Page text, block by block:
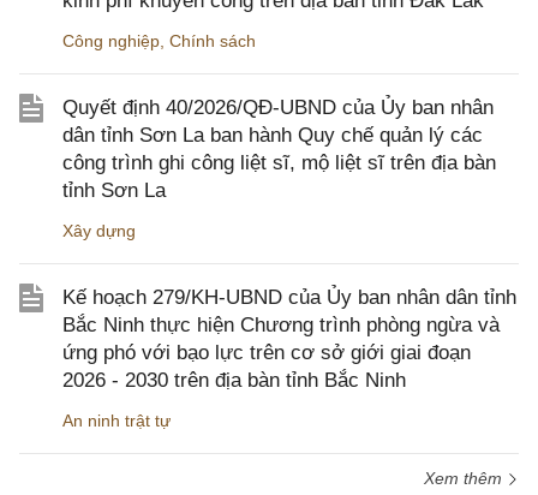
Công nghiệp Chính sách
Quyết định 40/2026/QĐ-UBND của Ủy ban nhân
dân tỉnh Sơn La ban hành Quy chế quản lý các
công trình ghi công liệt sĩ, mộ liệt sĩ trên địa bàn
tỉnh Sơn La
Xây dựng
Kế hoạch 279/KH-UBND của Ủy ban nhân dân tỉnh
Bắc Ninh thực hiện Chương trình phòng ngừa và
ứng phó với bạo lực trên cơ sở giới giai đoạn
2026 - 2030 trên địa bàn tỉnh Bắc Ninh
An ninh trật tự
Xem thêm